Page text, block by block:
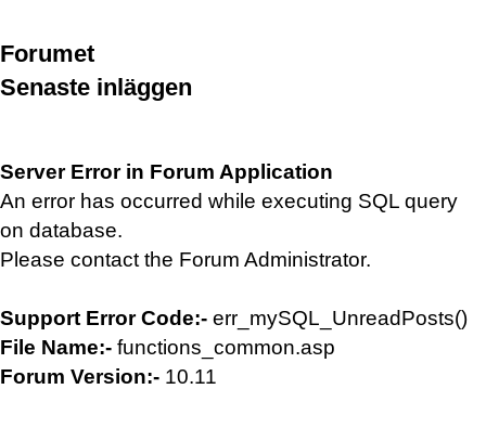
Forumet
Senaste inläggen
Server Error in Forum Application
An error has occurred while executing SQL query
on database.
Please contact the Forum Administrator.
Support Error Code:- err_mySQL_UnreadPosts()
File Name:- functions_common.asp
Forum Version:- 10.11